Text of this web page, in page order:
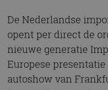
De Nederlandse
opent per direct de
nieuwe generatie
Europese
autoshow van